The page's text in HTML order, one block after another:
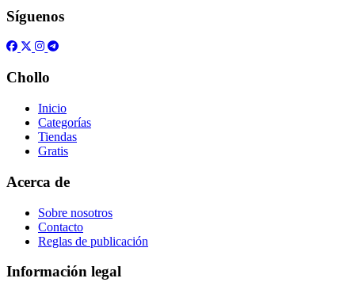
Síguenos
Chollo
Inicio
Categorías
Tiendas
Gratis
Acerca de
Sobre nosotros
Contacto
Reglas de publicación
Información legal